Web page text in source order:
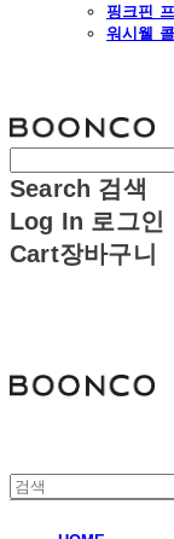
핑크핀
워시웰
Search 검색
Log In 로그인
Cart장바구니